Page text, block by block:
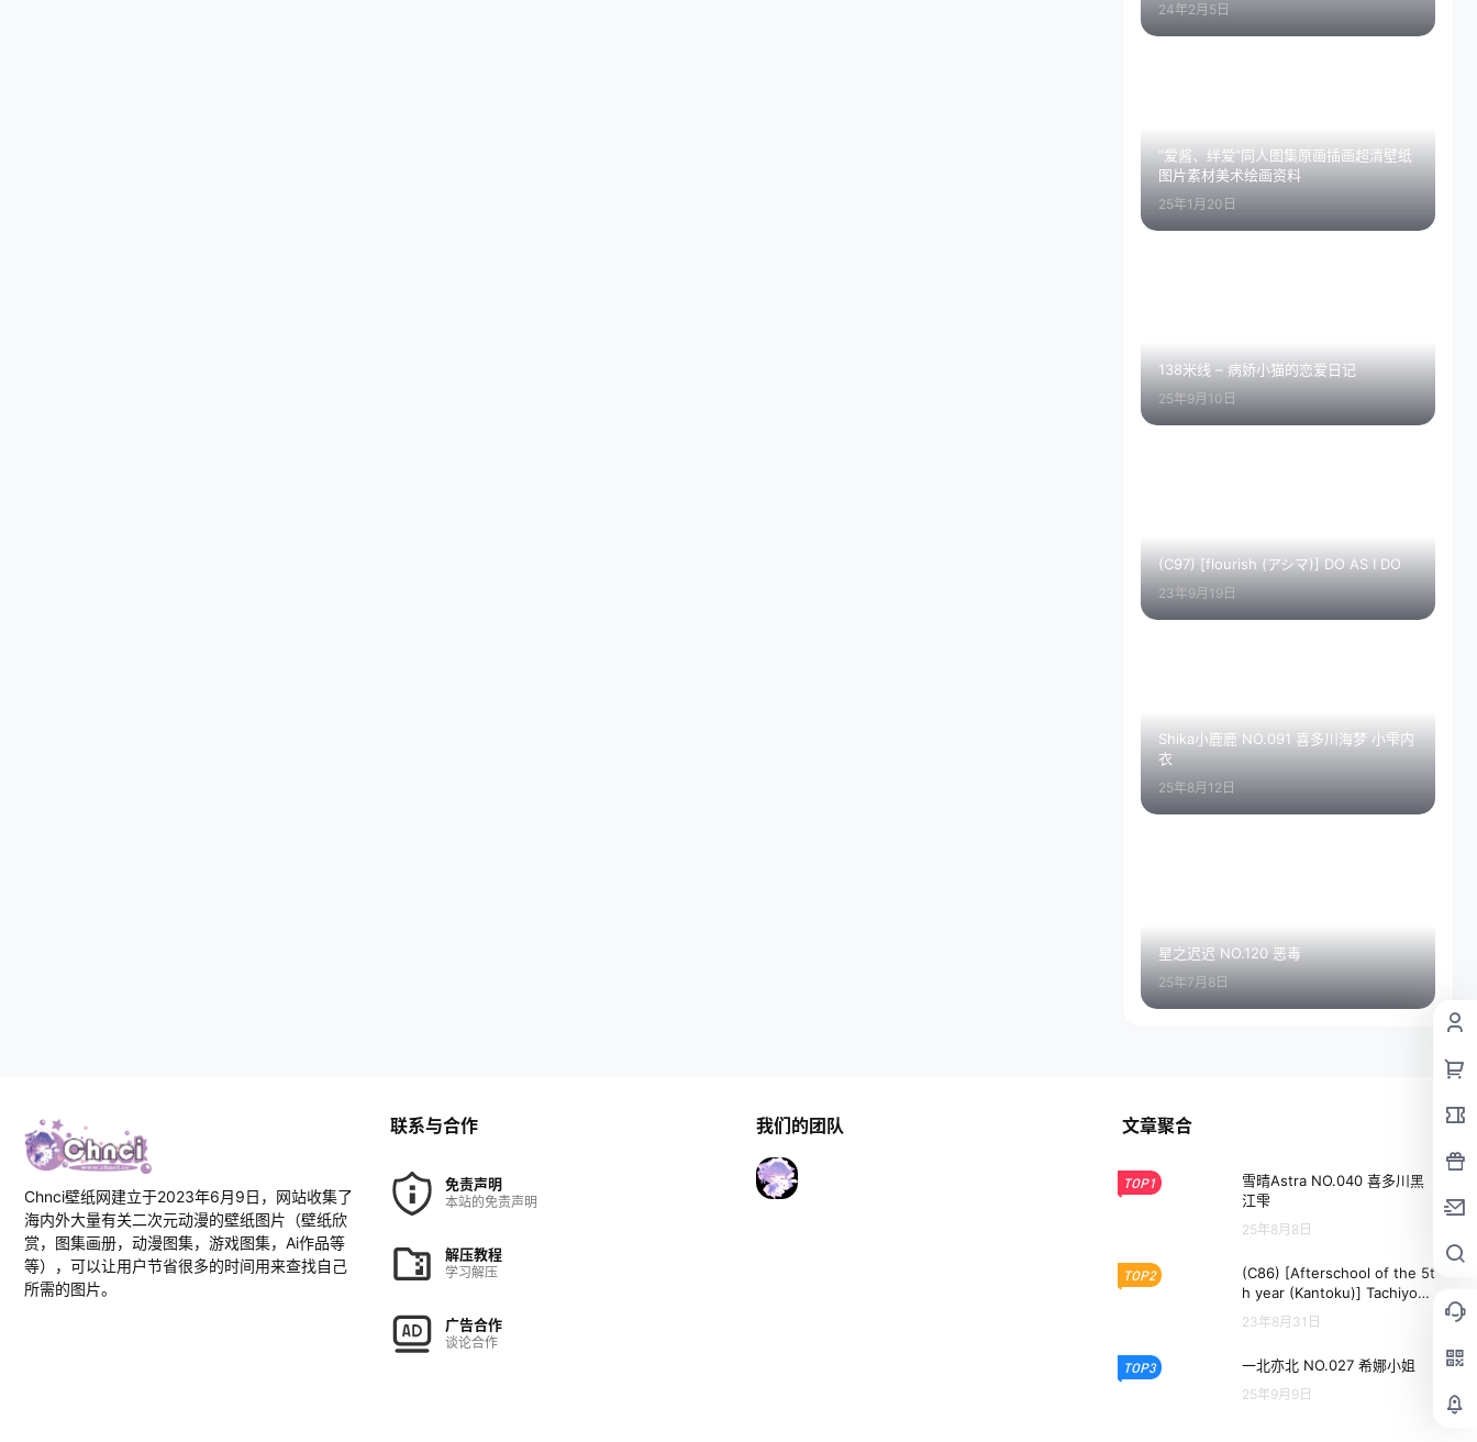
24年2月5日
“爱酱、绊爱”同人图集原画插画超清壁纸
图片素材美术绘画资料
25年1月20日
138米线 – 病娇小猫的恋爱日记
25年9月10日
(C97) [flourish (アシマ)] DO AS I DO
23年9月19日
Shika小鹿鹿 NO.091 喜多川海梦 小雫内
衣
25年8月12日
星之迟迟 NO.120 恶毒
25年7月8日
Chnci壁纸网建立于2023年6月9日，网站收集了
海内外大量有关二次元动漫的壁纸图片（壁纸欣
赏，图集画册，动漫图集，游戏图集，Ai作品等
等），可以让用户节省很多的时间用来查找自己
所需的图片。
联系与合作
免责声明
本站的免责声明
解压教程
学习解压
广告合作
谈论合作
我们的团队 文章聚合
TOP1
雪晴Astra NO.040 喜多川黑
江雫
25年8月8日
TOP2
(C86) [Afterschool of the 5t
h year (Kantoku)] Tachiyomi
Senyou Vol.35 (Various)
23年8月31日
TOP3 一北亦北 NO.027 希娜小姐
25年9月9日